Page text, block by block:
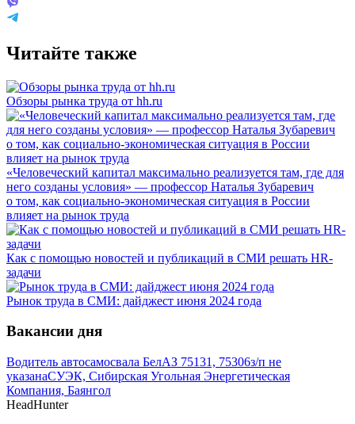
Читайте также
Обзоры рынка труда от hh.ru
«Человеческий капитал максимально реализуется там, где для
него созданы условия» — профессор Наталья Зубаревич
о том, как социально-экономическая ситуация в России
влияет на рынок труда
Как с помощью новостей и публикаций в СМИ решать HR-
задачи
Рынок труда в СМИ: дайджест июня 2024 года
Вакансии дня
Водитель автосамосвала БелАЗ 75131, 75306з/п не
указанаСУЭК, Сибирская Угольная Энергетическая
Компания, Баянгол
HeadHunter